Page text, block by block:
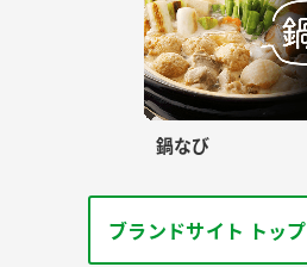
鍋なび
ブランドサイト トップ